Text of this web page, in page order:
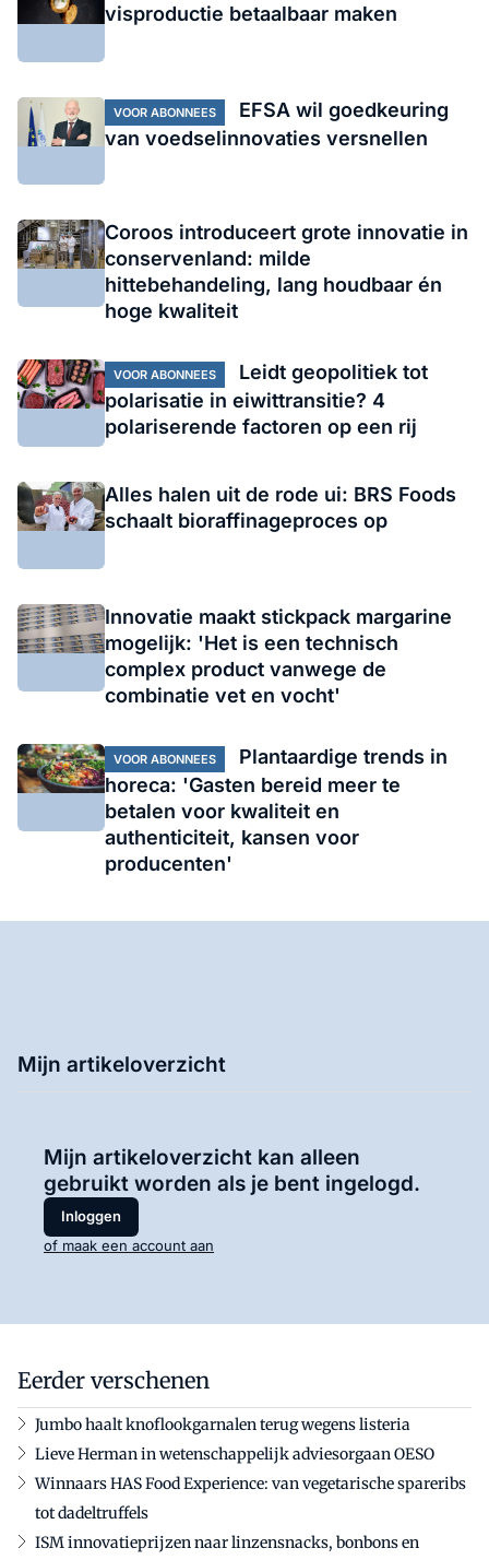
visproductie betaalbaar maken
VOOR ABONNEES
EFSA wil goedkeuring
van voedselinnovaties versnellen
Coroos introduceert grote innovatie in
conservenland: milde
hittebehandeling, lang houdbaar én
hoge kwaliteit
VOOR ABONNEES
Leidt geopolitiek tot
polarisatie in eiwittransitie? 4
polariserende factoren op een rij
Alles halen uit de rode ui: BRS Foods
schaalt bioraffinageproces op
Innovatie maakt stickpack margarine
mogelijk: 'Het is een technisch
complex product vanwege de
combinatie vet en vocht'
VOOR ABONNEES
Plantaardige trends in
horeca: 'Gasten bereid meer te
betalen voor kwaliteit en
authenticiteit, kansen voor
producenten'
Mijn artikeloverzicht
Mijn artikeloverzicht kan alleen
gebruikt worden als je bent ingelogd.
Inloggen
of maak een account aan
Eerder verschenen
Jumbo haalt knoflookgarnalen terug wegens listeria
Lieve Herman in wetenschappelijk adviesorgaan OESO
Winnaars HAS Food Experience: van vegetarische spareribs
tot dadeltruffels
ISM innovatieprijzen naar linzensnacks, bonbons en